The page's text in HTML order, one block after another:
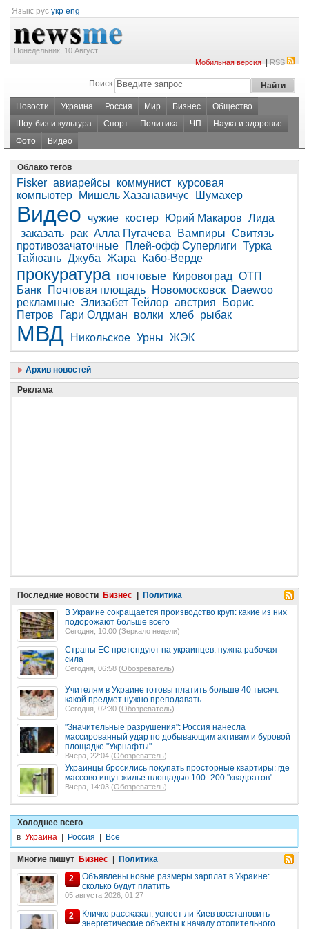
Язык: рус укр eng
Понедельник, 10 Август
Мобильная версия|RSS
Поиск
Новости Украина Россия Мир Бизнес
Общество
Шоу-биз и культура
Спорт Политика ЧП
Наука и здоровье
Фото
Видео
Облако тегов
Fisker авиарейсы коммунист курсовая
компьютер
Мишель Хазанавичус Шумахер
Видео чужие костер Юрий Макаров Лида
заказать рак Алла Пугачева Вампиры Свитязь
противозачаточные
Плей-офф Суперлиги Турка
Тайюань Джуба Жара Кабо-Верде
прокуратура почтовые Кировоград ОТП
Банк
Почтовая площадь Новомосковск
Daewoo
рекламные Элизабет Тейлор австрия
Борис
Петров
Гари Олдман волки хлеб рыбак
МВД Никольское Урны ЖЭК
Архив новостей
Реклама
Последние новости Бизнес
Политика
В Украине сокращается производство круп: какие из них
подорожают больше всего
Сегодня, 10:00 (Зеркало недели)
Страны ЕС претендуют на украинцев: нужна рабочая
сила
Сегодня, 06:58 (Обозреватель)
Учителям в Украине готовы платить больше 40 тысяч:
какой предмет нужно преподавать
Сегодня, 02:30 (Обозреватель)
"Значительные разрушения": Россия нанесла
массированный удар по добывающим активам и буровой
площадке "Укрнафты"
Вчера, 22:04 (Обозреватель)
Украинцы бросились покупать просторные квартиры: где
массово ищут жилье площадью 100–200 "квадратов"
Вчера, 14:03 (Обозреватель)
Холоднее всего
в Украина Россия Все
Многие пишут Бизнес
Политика
2
Объявлены новые размеры зарплат в Украине:
сколько будут платить
05 августа 2026, 01:27
2
Кличко рассказал, успеет ли Киев восстановить
энергетические объекты к началу отопительного